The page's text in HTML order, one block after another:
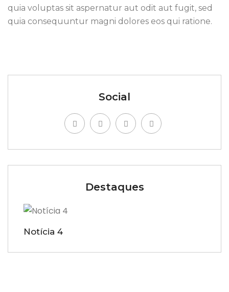
quia voluptas sit aspernatur aut odit aut fugit, sed
quia consequuntur magni dolores eos qui ratione.
Social
Destaques
Notícia 4